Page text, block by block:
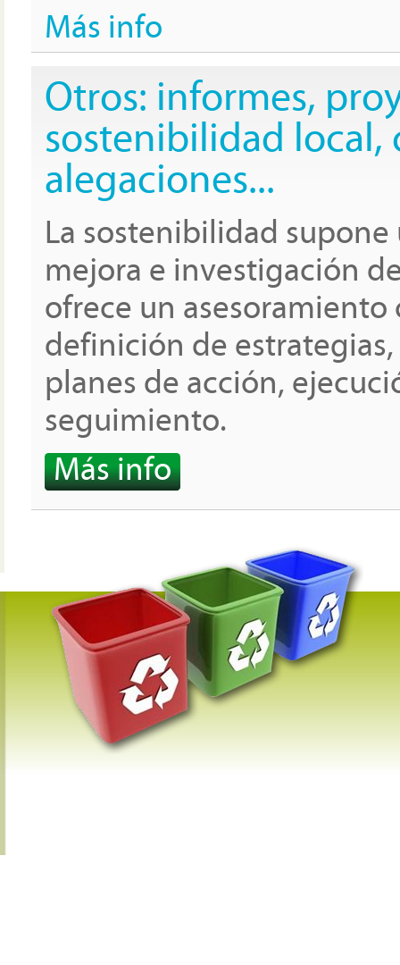
Más info
Otros: informes,
sostenibilidad local,
alegaciones...
La sostenibilidad
mejora e investigación
ofrece un
definición de
planes de acción,
seguimiento.
Más info